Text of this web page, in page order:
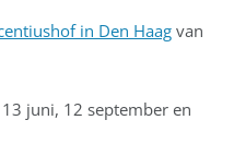
in Den Haagvan
juni, 12 september en